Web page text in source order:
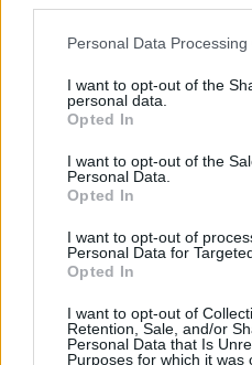
Personal Data
I want to opt-out of the
personal data.
Opted In
I want to opt-out of the
Personal Data.
Opted In
I want to opt-out of
Personal Data for
Opted In
I want to opt-out of
Retention, Sale, and/or
Personal Data that Is
Purposes for which it was
07/08/26|
Μετρό
07/08/26|
η
στις
07/08/26 |